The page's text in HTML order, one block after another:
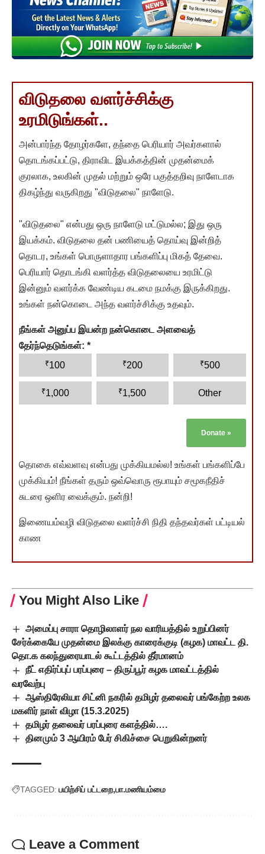
விடுதலை வளர்ச்சிக்கு
உரமிடுங்கள்..
அன்பார்ந்த தோழர்களே, தந்தை பெரியார் அவர்களால்
தொடங்கப்பட்டு, திராவிட இயக்கத்தின் முதன்மைக்
குரலாக, உலகின் முதல் மற்றும் ஒரே பகுத்தறிவு நாளேடாக
திகழ்ந்து வருகிறது "விடுதலை" நாளேடு.
"விடுதலை" என்பது ஒரு நாளேடு மட்டுமல்ல; இது ஒரு
இயக்கம். விடுதலை தன் பணியைத் தொய்வு இன்றித்
தொடர, உங்கள் பொருளாதார பங்களிப்பு மிகத் தேவை.
பெரியார் தொடங்கி வளர்த்த விடுதலையை உரமிட்டு
இன்னும் வளர்க்க வேண்டிய கடமை நமக்கு இருக்கிறது.
உங்கள் நன்கொடை அந்த வளர்ச்சிக்கு உதவும்.
நீங்கள் அனுப்ப இயன்ற நன்கொடை அளவைத்
தேர்ந்தெடுங்கள்: *
₹100 ₹200 ₹500
₹1,000 ₹1,500 Other
Donate »
தொகை எவ்வளவு என்பது முக்கியமல்ல! உங்கள் பங்களிப்பே
முக்கியம்! நீங்கள் தரும் ஒவ்வொரு ரூபாயும் சமூகநீதிச்
சுடரை ஒளிர வைக்கும். நன்றி!
இணையம்வழி விடுதலை வளர்ச்சி நிதி தந்தவர்கள் பட்டியல்
காண
You Might Also Like
அமைப்பு சாரா தொழிலாளர் நல வாரியத்தில் உறுப்பினர்
சேர்க்கையே முதன்மை இலக்கு காரைக்குடி (கழக) மாவட்ட தி.
தொ.க கலந்துரையாடல் கூட்டத்தில் தீர்மானம்
நீட் எதிர்ப்புப் பரப்புரை – திருப்பூர் கழக மாவட்டத்தில்
வரவேற்பு
ஆஸ்திரேலியா சிட்னி நகரில் தமிழர் தலைவர் பங்கேற்ற உலக
மகளிர் நாள் விழா (15.3.2025)
தமிழர் தலைவர் பரப்புரை களத்தில்….
தினமும் 3 ஆயிரம் பேர் சிகிச்சை பெறுகின்றனர்
TAGGED: பயிற்சிப் பட்டறை பா.மணியம்மை
Leave a Comment